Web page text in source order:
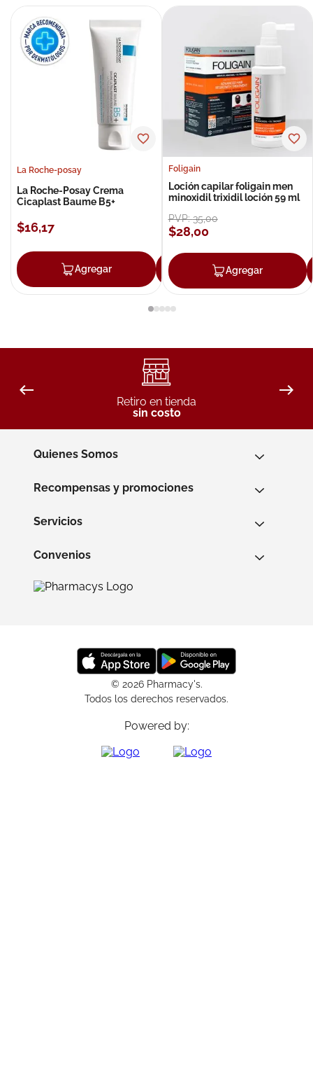
La Roche-posay
La Roche-Posay Crema
Cicaplast Baume B5+
$16,17
Agregar Agregar
Foligain
Loción capilar foligain men
minoxidil trixidil loción 59 ml
PVP:35,00
$28,00
Agregar
Retiro en tienda
sin costo
Quienes Somos
Recompensas y promociones
Servicios
Convenios
© 2026 Pharmacy's.
Todos los derechos reservados.
Powered by: